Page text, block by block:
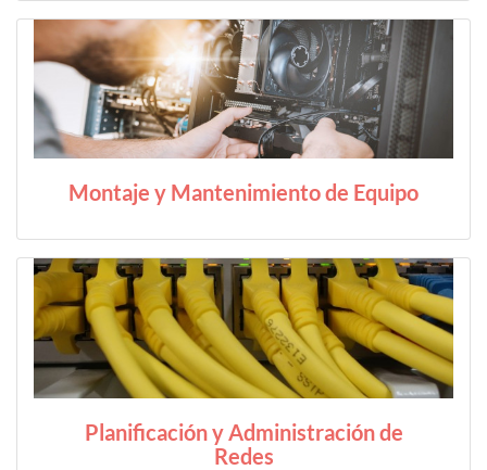
Montaje y Mantenimiento de Equipo
Planificación y Administración de
Redes